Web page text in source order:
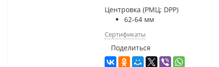
Центровка (РМЦ; DPP)
62-64 мм
Сертификаты
Поделиться